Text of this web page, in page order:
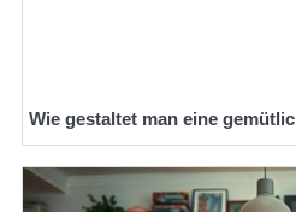
Wie gestaltet man eine